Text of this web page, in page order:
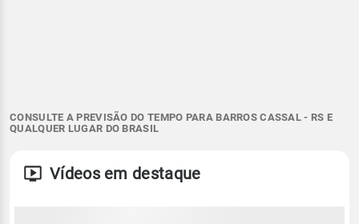
CONSULTE A PREVISÃO DO TEMPO PARA BARROS CASSAL - RS E
QUALQUER LUGAR DO BRASIL
Vídeos em destaque